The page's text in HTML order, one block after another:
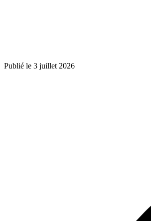
Publié le 3 juillet 2026